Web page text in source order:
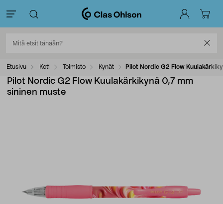
Etusivu Koti Toimisto Kynät Pilot Nordic G2 Flow
Pilot Nordic G2 Flow Kuulakärkikynä 0,7 mm
sininen muste